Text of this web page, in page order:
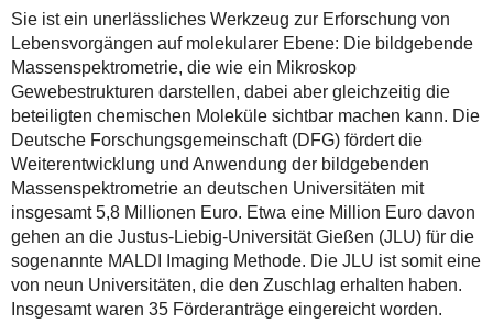
Sie ist ein unerlässliches Werkzeug zur Erforschung von
Lebensvorgängen auf molekularer Ebene: Die bildgebende
Massenspektrometrie, die wie ein Mikroskop
Gewebestrukturen darstellen, dabei aber gleichzeitig die
beteiligten chemischen Moleküle sichtbar machen kann. Die
Deutsche Forschungsgemeinschaft (DFG) fördert die
Weiterentwicklung und Anwendung der bildgebenden
Massenspektrometrie an deutschen Universitäten mit
insgesamt 5,8 Millionen Euro. Etwa eine Million Euro davon
gehen an die Justus-Liebig-Universität Gießen (JLU) für die
sogenannte MALDI Imaging Methode. Die JLU ist somit eine
von neun Universitäten, die den Zuschlag erhalten haben.
Insgesamt waren 35 Förderanträge eingereicht worden.